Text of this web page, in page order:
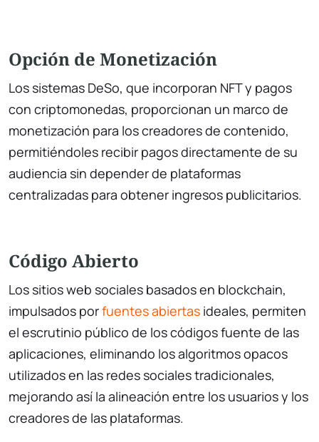
Opción de Monetización
Los sistemas DeSo, que incorporan NFT y pagos
con criptomonedas, proporcionan un marco de
monetización para los creadores de contenido,
permitiéndoles recibir pagos directamente de su
audiencia sin depender de plataformas
centralizadas para obtener ingresos publicitarios.
Código Abierto
Los sitios web sociales basados en blockchain,
impulsados porfuentes abiertas ideales, permiten
el escrutinio público de los códigos fuente de las
aplicaciones, eliminando los algoritmos opacos
utilizados en las redes sociales tradicionales,
mejorando así la alineación entre los usuarios y los
creadores de las plataformas.